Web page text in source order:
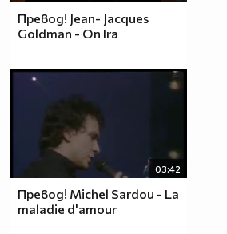
Превод! Jean- Jacques
Goldman - On Ira
03:42
Превод! Michel Sardou - La
maladie d'amour